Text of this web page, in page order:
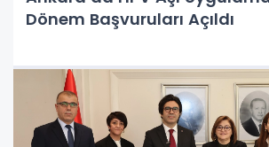
Dönem Başvuruları Açıldı